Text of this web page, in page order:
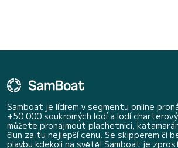
Samboat je lídrem v segmentu online
+50 000 soukromých lodí a lodí
můžete pronajmout plachetnici,
člun za tu nejlepší cenu. Se skipperem či
plavbu kdekoli na světě! Samboat je